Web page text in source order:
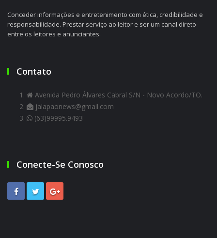
Conceder informações e entretenimento com ética, credibilidade e
responsabilidade. Prestar serviço ao leitor e ser um canal direto
entre os leitores e anunciantes.
Contato
Avenida Pedro Álvares Cabral S/N - Novo Acordo/TO.
jalapaonews@gmail.com
(63)99995.9493
Conecte-Se Conosco